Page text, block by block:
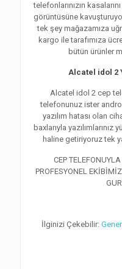
telefonlarınızın
görüntüsüne
tek şey mağazamıza
kargo ile tarafımıza
bütün ürünler
Alcatel idol 2
Alcatel idol 2 cep
telefonunuz ister
yazılım hatası olan
baxlarıyla
haline getiriyoruz tek
CEP
PROFESYONEL
İlginizi Çekebilir: